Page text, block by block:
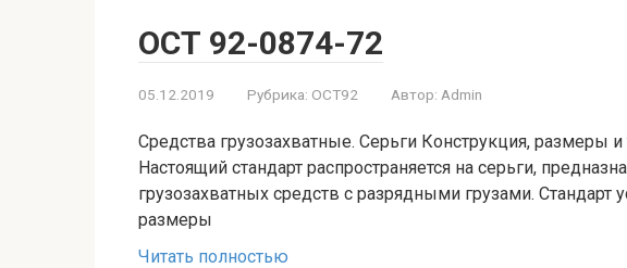
ОСТ 92-0874-72
05.12.2019 Рубрика: ОСТ92 Автор: Admin
Средства грузозахватные. Серьги Конструкция, размеры и
Настоящий стандарт распространяется на серьги,
грузозахватных средств с разрядными грузами. Стандарт
размеры
Читать полностью